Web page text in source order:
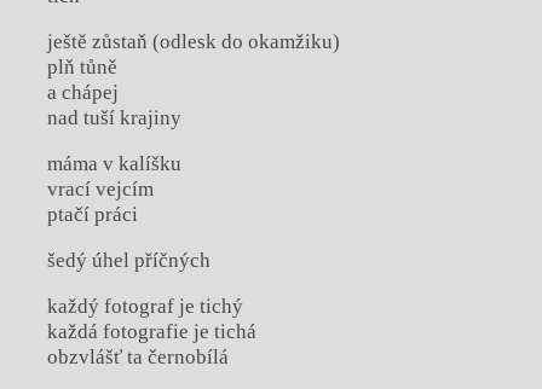
ještě zůstaň (odlesk do okamžiku)
plň tůně
a chápej
nad tuší krajiny
máma v kalíšku
vrací vejcím
ptačí práci
šedý úhel příčných
každý fotograf je tichý
každá fotografie je tichá
obzvlášť ta černobílá